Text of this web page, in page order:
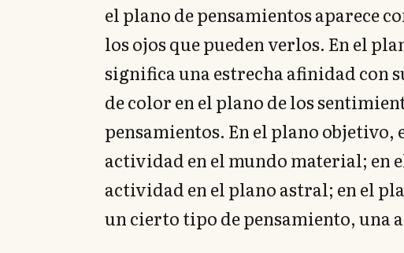
el plano de pensamientos aparece
los ojos que pueden verlos. En el
significa una estrecha afinidad con
de color en el plano de los
pensamientos. En el plano
actividad en el mundo material; en
actividad en el plano astral; en el
un cierto tipo de pensamiento, una